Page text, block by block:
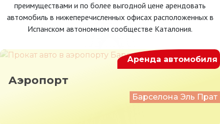
преимуществами и по более выгодной цене арендовать
автомобиль в нижеперечисленных офисах расположенных в
Испанском автономном сообществе Каталония.
Аэропорт
Барселона Эль Прат
Аренда автомобиля